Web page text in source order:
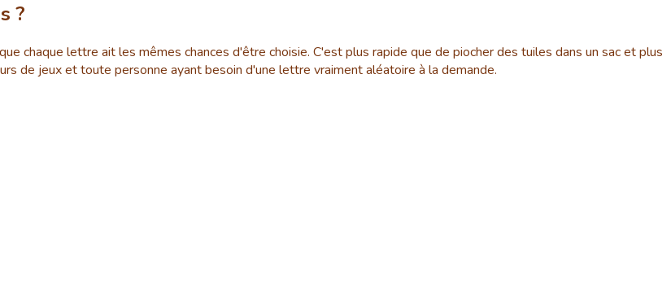
?
chaque lettre ait les mêmes chances d'être choisie. C'est plus rapide que de piocher des tuiles dans un sac et plus
de jeux et toute personne ayant besoin d'une lettre vraiment aléatoire à la demande.